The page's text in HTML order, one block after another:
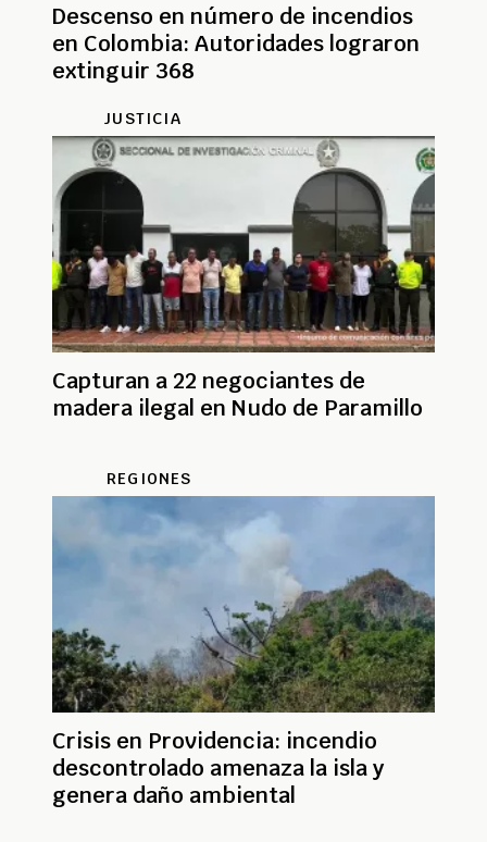
Descenso en número de incendios
en Colombia: Autoridades lograron
extinguir 368
JUSTICIA
Capturan a 22 negociantes de
madera ilegal en Nudo de Paramillo
REGIONES
Crisis en Providencia: incendio
descontrolado amenaza la isla y
genera daño ambiental